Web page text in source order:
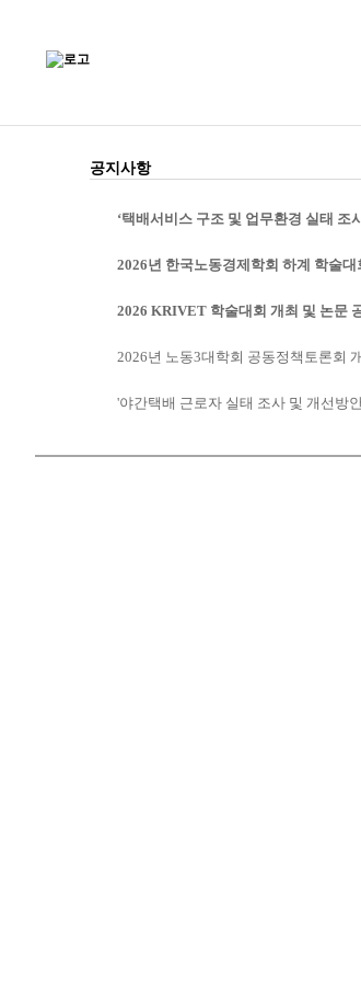
공지사항
‘택배서비스 구조 및 업무환경 실태 조
2026년 한국노동경제학회 하계 학술대
2026 KRIVET 학술대회 개최 및 논문
2026년 노동3대학회 공동정책토론회
'야간택배 근로자 실태 조사 및 개선방